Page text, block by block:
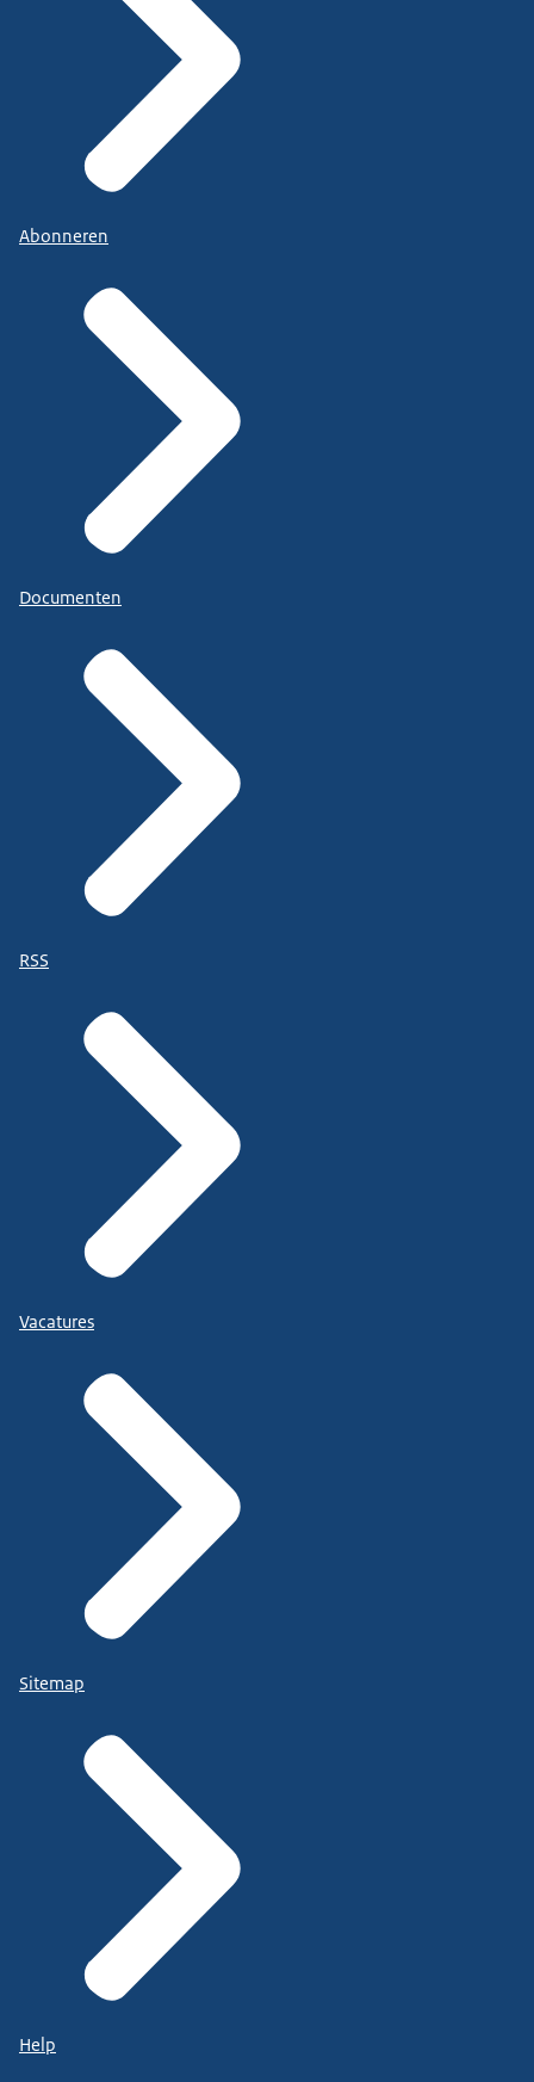
Abonneren
Documenten
RSS
Vacatures
Sitemap
Help